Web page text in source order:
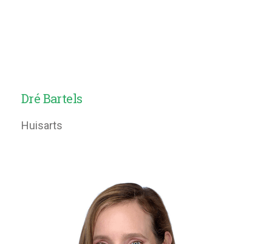
Dré Bartels
Huisarts